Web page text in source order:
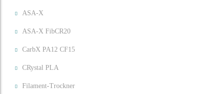
ASA-X
ASA-X FibCR20
CarbX PA12 CF15
CRystal PLA
Filament-Trockner